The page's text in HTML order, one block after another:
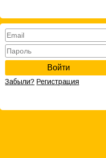
Войти
Забыли? Регистрация